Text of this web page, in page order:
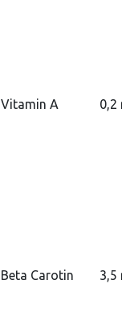
Vitamin A 0,2
Beta Carotin 3,5